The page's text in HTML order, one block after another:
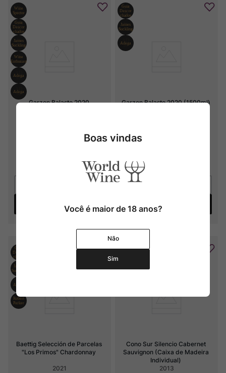
Garzon Balasto 2020
sem juros
Adicionar
Garzon Balasto 2020 (1500ml)
6xR$
Adicionar
Baettig Selección de Parcelas
"Los Primos" Chardonnay
2021
Cono Sur Silencio Cabernet
Sauvignon (Caixa de Madeira
Individual)
2013
Boas vindas
Você é maior de 18 anos?
Não
Sim